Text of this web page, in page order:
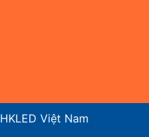
HKLED Việt Nam